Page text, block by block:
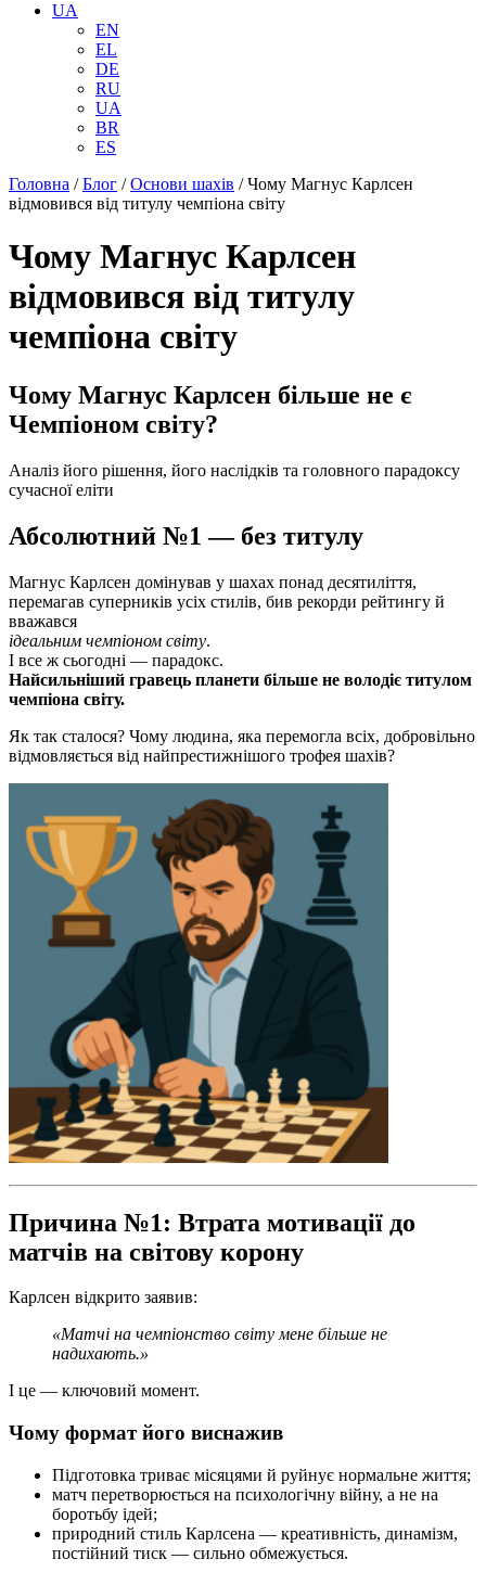
UA
EN
EL
DE
RU
UA
BR
ES
Головна /Блог /Основи шахів /Чому Магнус Карлсен
відмовився від титулу чемпіона світу
Чому Магнус Карлсен
відмовився від титулу
чемпіона світу
Чому Магнус Карлсен більше не є
Чемпіоном світу?
Аналіз його рішення, його наслідків та головного парадоксу
сучасної еліти
Абсолютний №1 — без титулу
Магнус Карлсен домінував у шахах понад десятиліття,
перемагав суперників усіх стилів, бив рекорди рейтингу й
вважався
ідеальним чемпіоном світу.
І все ж сьогодні — парадокс.
Найсильніший гравець планети більше не володіє титулом
чемпіона світу.
Як так сталося? Чому людина, яка перемогла всіх, добровільно
відмовляється від найпрестижнішого трофея шахів?
Причина №1: Втрата мотивації до
матчів на світову корону
Карлсен відкрито заявив:
«Матчі на чемпіонство світу мене більше не
надихають.»
І це — ключовий момент.
Чому формат його виснажив
Підготовка триває місяцями й руйнує нормальне життя;
матч перетворюється на психологічну війну, а не на
боротьбу ідей;
природний стиль Карлсена — креативність, динамізм,
постійний тиск — сильно обмежується.